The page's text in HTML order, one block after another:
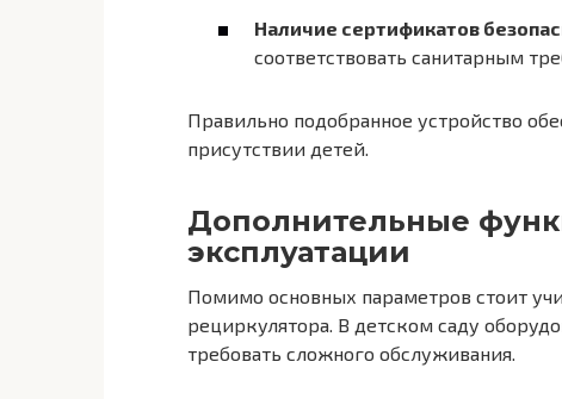
Наличие сертификатов
соответствовать санитарным
Правильно подобранное устройство
присутствии детей.
Дополнительные
эксплуатации
Помимо основных параметров стоит
рециркулятора. В детском саду
требовать сложного обслуживания.